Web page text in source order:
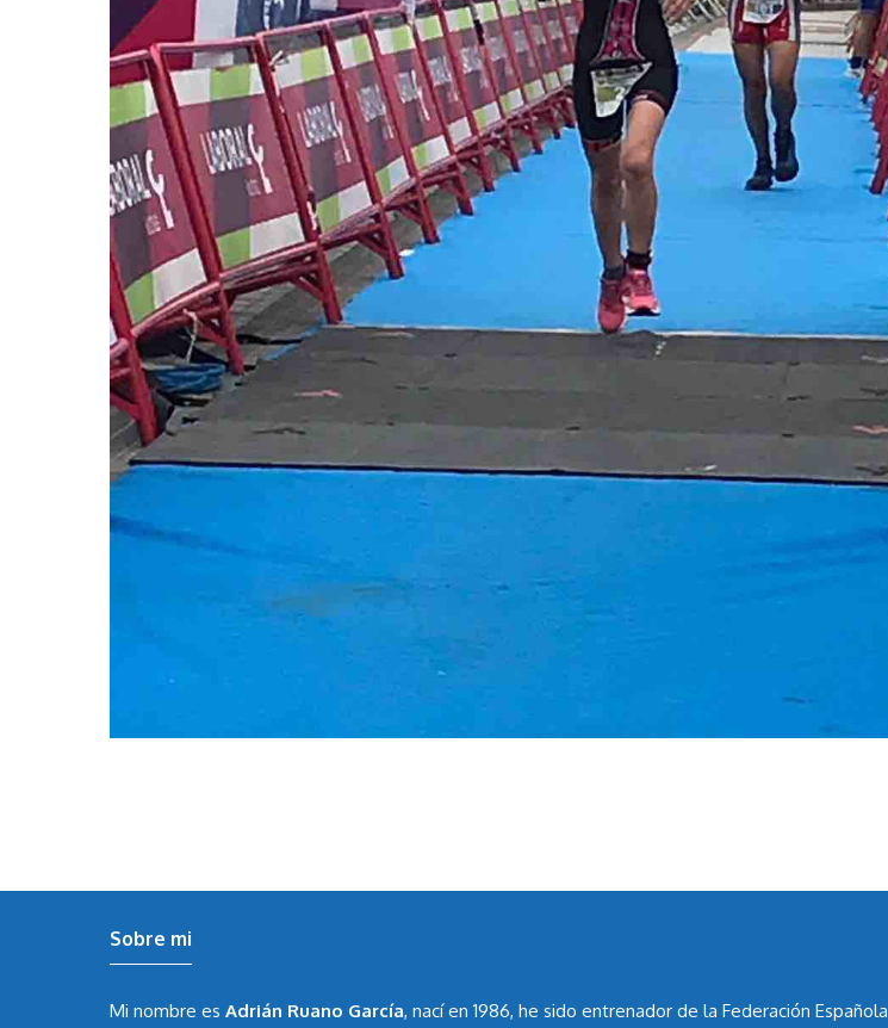
Sobre mi
Mi nombre es Adrián Ruano García, nací en 1986, he sido entrenador de la Federación Española